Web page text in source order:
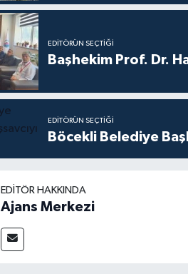
EDITÖRÜN SEÇTIĞI
Başhekim Prof. Dr.
EDITÖRÜN SEÇTIĞI
Böcekli Belediye
EDITÖR HAKKINDA
Ajans Merkezi